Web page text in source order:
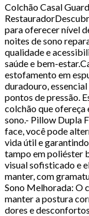
Colchão Casal
para oferecer nível
noites de sono
qualidade e
saúde e bem-
estofamento em
duradouro,
pontos de pressão.
colchão que
sono.- Pillow Dupla
face, você pode
vida útil e
tampo em poliéster
visual sofisticado e
manter, com
Sono Melhorada: O
manter a postura
dores e